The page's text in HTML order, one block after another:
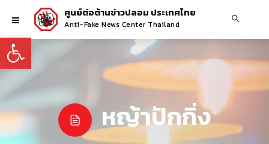
Open toolbar
ศูนย์ต่อต้านข่าวปลอม ประเทศไทย
Anti-Fake News Center Thailand
หญ้าปักกิ่ง